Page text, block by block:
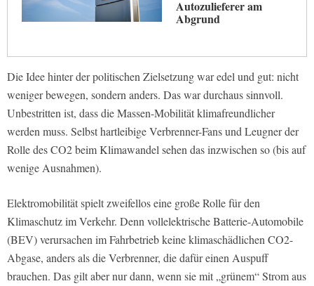
Autozulieferer am
Abgrund
Die Idee hinter der politischen Zielsetzung war edel und gut: nicht
weniger bewegen, sondern anders. Das war durchaus sinnvoll.
Unbestritten ist, dass die Massen-Mobilität klimafreundlicher
werden muss. Selbst hartleibige Verbrenner-Fans und Leugner der
Rolle des CO2 beim Klimawandel sehen das inzwischen so (bis auf
wenige Ausnahmen).
Elektromobilität spielt zweifellos eine große Rolle für den
Klimaschutz im Verkehr. Denn vollelektrische Batterie-Automobile
(BEV) verursachen im Fahrbetrieb keine klimaschädlichen CO2-
Abgase, anders als die Verbrenner, die dafür einen Auspuff
brauchen. Das gilt aber nur dann, wenn sie mit „grünem“ Strom aus